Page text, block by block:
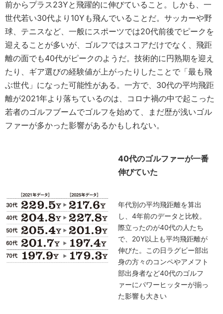
前からプラス23Yと飛躍的に伸びていること。しかも、一
世代若い30代より10Yも飛んでいることだ。サッカーや野
球、テニスなど、一般にスポーツでは20代前後でピークを
迎えることが多いが、ゴルフではスコアだけでなく、飛距
離の面でも40代がピークのようだ。技術的に円熟期を迎え
たり、ギア選びの経験値が上がったりしたことで「最も飛
ぶ世代」になった可能性がある。一方で、30代の平均飛距
離が2021年より落ちているのは、コロナ禍の中で起こった
若者のゴルフブームでゴルフを始めて、まだ歴が浅いゴル
ファーが多かった影響があるかもしれない。
40代のゴルファーが一番
伸びていた
年代別の平均飛距離を算出
し、4年前のデータと比較。
際立ったのが40代の人たち
で、20Y以上も平均飛距離が
伸びた。この日ラグビー部出
身の方々のコンペやアメフト
部出身者など40代のゴルフ
ァーにパワーヒッターが揃っ
た影響も大きい